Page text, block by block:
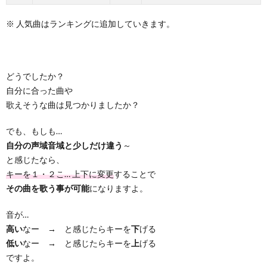
※ 人気曲はランキングに追加していきます。
どうでしたか？
自分に合った曲や
歌えそうな曲は見つかりましたか？
でも、もしも…
自分の声域音域と少しだけ違う ～
と感じたなら、
キーを１・２こ… 上下に変更することで
その曲を歌う事が可能になりますよ。
音が…
高いなー → と感じたらキーを下げる
低いなー → と感じたらキーを 上げる
ですよ。